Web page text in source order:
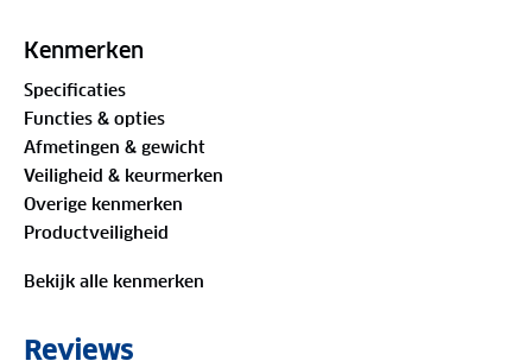
aanrichten, denk aan een brand in de keuken of
belangrijk. Een brandblusser kan ervoor zorgen dat
je een brand vroegtijdig blust en zo schade, letsel en
gevaar voor anderen voorkomt. De 6-liter
schuimbrandblusser is ideaal voor in huis en dankzij
de meegeleverde beugel kun je hem snel pakken.
Altijd een goedwerkende brandblusser
Een brandblusser moet goed werken wanneer het
Kenmerken
Specificaties
Functies & opties
Afmetingen & gewicht
Veiligheid & keurmerken
Overige kenmerken
Productveiligheid
Bekijk alle kenmerken
Reviews